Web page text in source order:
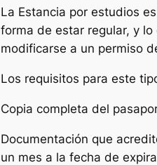
La Estancia por estudios
forma de estar regular, y
modificarse a un permiso
Los requisitos para este
Copia completa del
Documentación que
un mes a la fecha de